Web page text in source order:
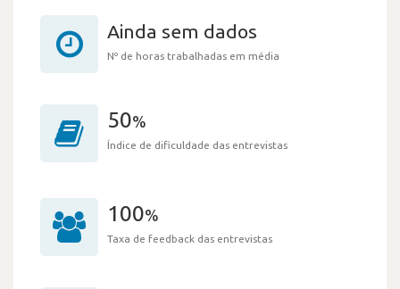
Ainda sem dados
Nº de horas trabalhadas em média
50%
Índice de dificuldade das entrevistas
100%
Taxa de feedback das entrevistas